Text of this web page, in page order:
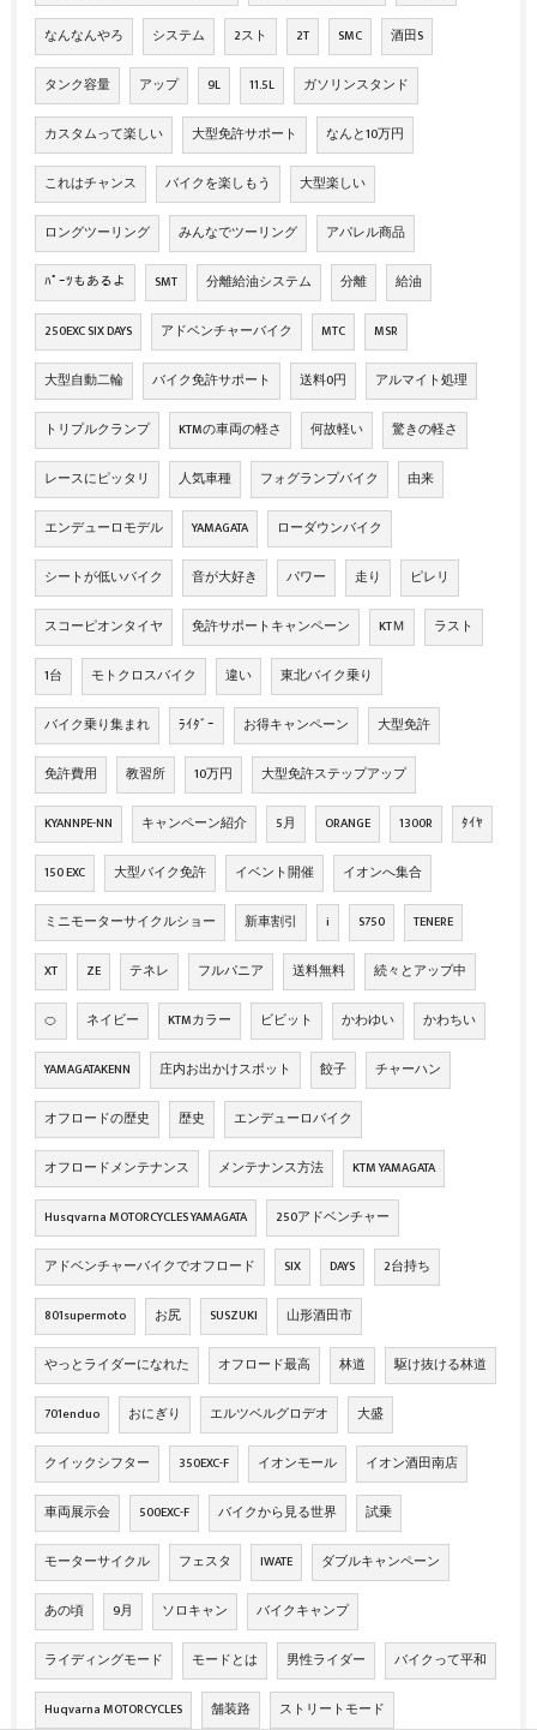
なんなんやろ システム 2スト 2T SMC 酒田S
タンク容量 アップ 9L 11.5L ガソリンスタンド
カスタムって楽しい 大型免許サポート なんと10万円
これはチャンス バイクを楽しもう 大型楽しい
ロングツーリング みんなでツーリング アパレル商品
ﾊﾟｰﾂもあるよ SMT 分離給油システム 分離 給油
250EXC SIX DAYS アドベンチャーバイク MTC MSR
大型自動二輪 バイク免許サポート 送料0円 アルマイト処理
トリプルクランプ KTMの車両の軽さ 何故軽い 驚きの軽さ
レースにピッタリ 人気車種 フォグランプバイク 由来
エンデューロモデル YAMAGATA ローダウンバイク
シートが低いバイク 音が大好き パワー 走り ピレリ
スコーピオンタイヤ 免許サポートキャンペーン KTＭ ラスト
1台 モトクロスバイク 違い 東北バイク乗り
バイク乗り集まれ ﾗｲﾀﾞｰ お得キャンペーン 大型免許
免許費用 教習所 10万円 大型免許ステップアップ
KYANNPE-NN キャンペーン紹介 5月 ORANGE 1300R ﾀｲﾔ
150 EXC 大型バイク免許 イベント開催 イオンへ集合
ミニモーターサイクルショー 新車割引 i S750 TENERE
XT ZE テネレ フルパニア 送料無料 続々とアップ中
🍊 ネイビー KTMカラー ビビット かわゆい かわちい
YAMAGATAKENN 庄内お出かけスポット 餃子 チャーハン
オフロードの歴史 歴史 エンデューロバイク
オフロードメンテナンス メンテナンス方法 KTM YAMAGATA
Husqvarna MOTORCYCLES YAMAGATA 250アドベンチャー
アドベンチャーバイクでオフロード SIX DAYS 2台持ち
801supermoto お尻 SUSZUKI 山形酒田市
やっとライダーになれた オフロード最高 林道 駆け抜ける林道
701enduo おにぎり エルツベルグロデオ 大盛
クイックシフター 350EXC-F イオンモール イオン酒田南店
車両展示会 500EXC-F バイクから見る世界 試乗
モーターサイクル フェスタ IWATE ダブルキャンペーン
あの頃 9月 ソロキャン バイクキャンプ
ライディングモード モードとは 男性ライダー バイクって平和
Huqvarna MOTORCYCLES 舗装路 ストリートモード